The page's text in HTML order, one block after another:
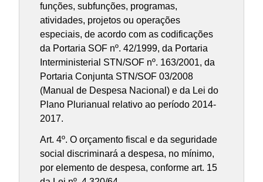
funções, subfunções, programas,
atividades, projetos ou operações
especiais, de acordo com as codificações
da Portaria SOF nº. 42/1999, da Portaria
Interministerial STN/SOF nº. 163/2001, da
Portaria Conjunta STN/SOF 03/2008
(Manual de Despesa Nacional) e da Lei do
Plano Plurianual relativo ao período 2014-
2017.
Art. 4º. O orçamento fiscal e da seguridade
social discriminará a despesa, no mínimo,
por elemento de despesa, conforme art. 15